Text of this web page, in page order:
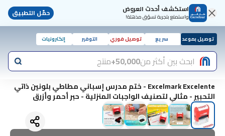
استكشف أحدث العروض
واستمتع بتجربة تسوّق مذهلة! حمّل التطبيق
توصيل بموعد سريع توصيل فوري التوفير إلكترونيات
ابحث بين أكثر من50,000+ منتج
Excelmark Excelente - ختم مدرس إسباني مطاطي بلونين ذاتي
التحبير - مثالي لتصنيف الواجبات المنزلية - حبر أحمر وأزرق